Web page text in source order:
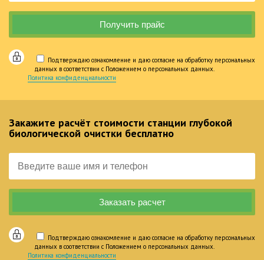
Подтверждаю ознакомление и даю согласие на обработку персональных
данных в соответствии с Положением о персональных данных.
Политика конфиденциальности
Закажите расчёт стоимости станции глубокой
биологической очистки бесплатно
Подтверждаю ознакомление и даю согласие на обработку персональных
данных в соответствии с Положением о персональных данных.
Политика конфиденциальности